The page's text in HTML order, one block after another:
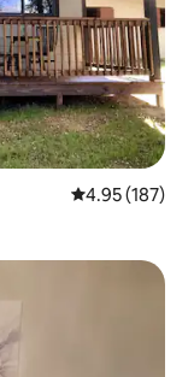
औसत रेटिंग 5 में से
4.95 (187)